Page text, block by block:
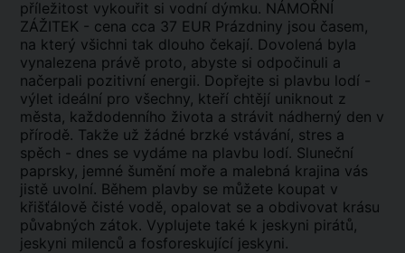
příležitost vykouřit si vodní dýmku. NÁMOŘNÍ
ZÁŽITEK - cena cca 37 EUR Prázdniny jsou časem,
na který všichni tak dlouho čekají. Dovolená byla
vynalezena právě proto, abyste si odpočinuli a
načerpali pozitivní energii. Dopřejte si plavbu lodí -
výlet ideální pro všechny, kteří chtějí uniknout z
města, každodenního života a strávit nádherný den v
přírodě. Takže už žádné brzké vstávání, stres a
spěch - dnes se vydáme na plavbu lodí. Sluneční
paprsky, jemné šumění moře a malebná krajina vás
jistě uvolní. Během plavby se můžete koupat v
křišťálově čisté vodě, opalovat se a obdivovat krásu
půvabných zátok. Vyplujete také k jeskyni pirátů,
jeskyni milenců a fosforeskující jeskyni.